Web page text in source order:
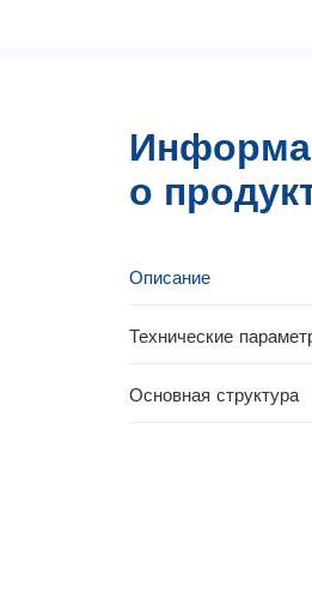
о
Описание
Технические
Основная структура